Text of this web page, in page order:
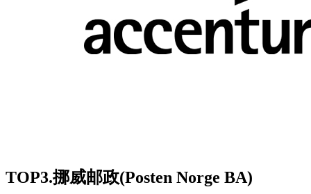
TOP3.挪威邮政(Posten Norge BA)